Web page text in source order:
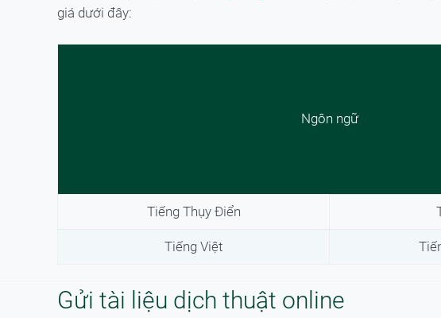
giá dưới đây:
Ngôn ngữ
Tiếng Thụy Điển
Tiếng Việt
Gửi tài liệu dịch thuật online